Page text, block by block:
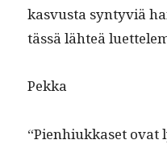
kasvus­ta syn­tyviä
tässä lähteä
Pekka
“Pien­hiukkaset